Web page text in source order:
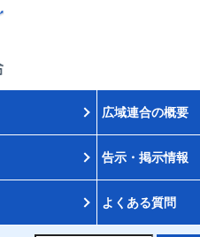
広域連合の概要
告示・掲示情報
よくある質問